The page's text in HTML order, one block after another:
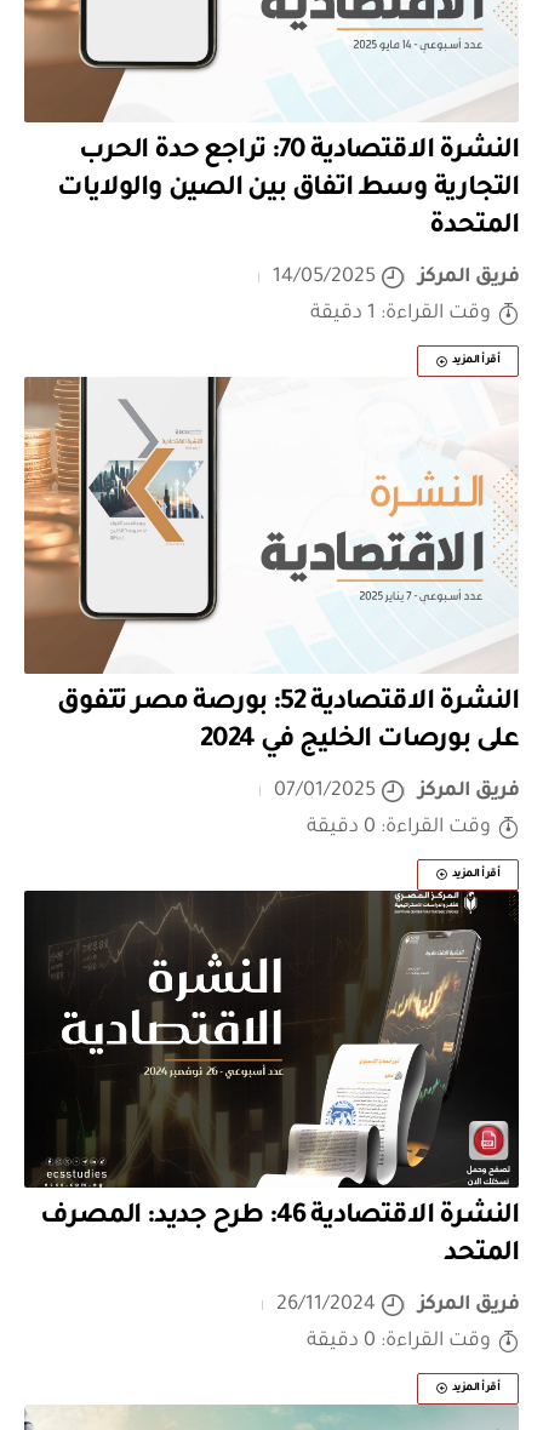
النشرة الاقتصادية 70: تراجع حدة الحرب
التجارية وسط اتفاق بين الصين والولايات
المتحدة
فريق المركز
14/05/2025
وقت القراءة: 1 دقيقة
أقرأ المزيد
النشرة الاقتصادية 52: بورصة مصر تتفوق
على بورصات الخليج في 2024
فريق المركز
07/01/2025
وقت القراءة: 0 دقيقة
أقرأ المزيد
النشرة الاقتصادية 46: طرح جديد: المصرف
المتحد
فريق المركز
26/11/2024
وقت القراءة: 0 دقيقة
أقرأ المزيد